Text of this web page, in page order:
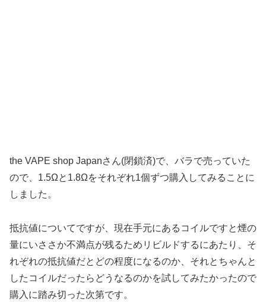
the VAPE shop Japanさん(閉鎖済)で、バラで売っていた
ので、1.5Ωと1.8Ωをそれぞれ1個ずつ購入してみることに
しました。
抵抗値についてですが、現在手元にあるコイルですと煙の
量にいささか不満点が残るためリビルドするにあたり、そ
れぞれの抵抗値だとどの程度になるのか、それとちゃんと
したコイルだったらどうなるのかを試してみたかったので
購入に踏み切った次第です。